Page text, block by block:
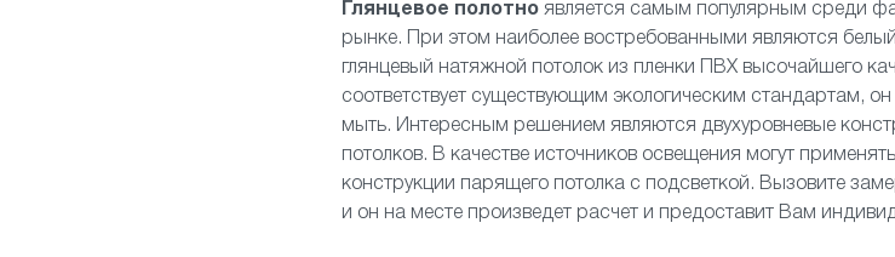
Глянцевое полотно является самым популярным среди
рынке. При этом наиболее востребованными являются
глянцевый натяжной потолок из пленки ПВХ высочайшего
соответствует существующим экологическим стандартам,
мыть. Интересным решением являются двухуровневые
потолков. В качестве источников освещения могут
конструкции парящего потолка с подсветкой. Вызовите
и он на месте произведет расчет и предоставит Вам